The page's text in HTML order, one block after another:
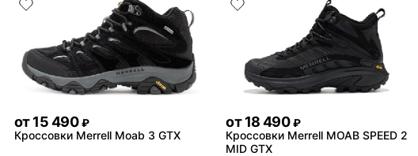
от15 490 ₽
Кроссовки Merrell Moab 3 GTX
от 18 490 ₽
Кроссовки Merrell MOAB SPEED 2
MID GTX